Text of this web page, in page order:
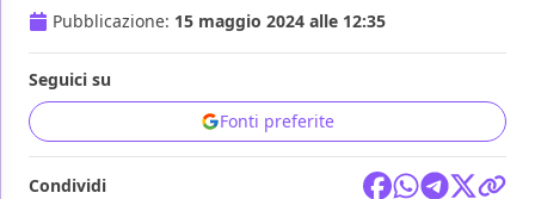
Pubblicazione: 15 maggio 2024 alle 12:35
Seguici su
Fonti preferite
Condividi